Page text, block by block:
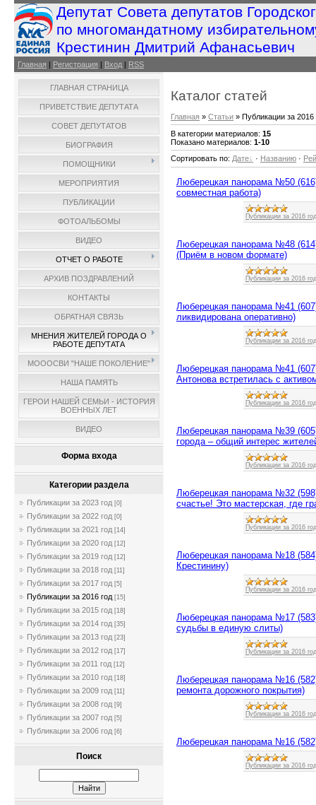
Депутат Совета депутатов
по многомандатному
Крестинин Дмитрий Афанасьевич
Главная | Регистрация | Вход | RSS
ГЛАВНАЯ СТРАНИЦА
ПРИВЕТСТВИЕ ДЕПУТАТА
СОВЕТ ДЕПУТАТОВ
БИОГРАФИЯ
ПОМОЩНИКИ
МЕРОПРИЯТИЯ
ПУБЛИКАЦИИ
ФОТОАЛЬБОМЫ
ВИДЕО
ОТЧЕТ О РАБОТЕ
АРХИВ ПОЗДРАВЛЕНИЙ
КОНТАКТЫ
ОБРАТНАЯ СВЯЗЬ
МНЕНИЯ ЖИТЕЛЕЙ ГОРОДА О
РАБОТЕ ДЕПУТАТА
МОООСВИ "НАШЕ ПОКОЛЕНИЕ"
НАША ПАМЯТЬ
ГЕРОИ НАШЕЙ СЕМЬИ - ИСТОРИЯ
ВОЕННЫХ ЛЕТ
ВИДЕО
Форма входа
Категории раздела
Публикации за 2023 год [0]
Публикации за 2022 год [0]
Публикации за 2021 год [14]
Публикации за 2020 год [12]
Публикации за 2019 год [12]
Публикации за 2018 год [11]
Публикации за 2017 год [5]
Публикации за 2016 год [15]
Публикации за 2015 год [18]
Публикации за 2014 год [35]
Публикации за 2013 год [23]
Публикации за 2012 год [17]
Публикации за 2011 год [12]
Публикации за 2010 год [18]
Публикации за 2009 год [11]
Публикации за 2008 год [9]
Публикации за 2007 год [5]
Публикации за 2006 год [6]
Поиск
Каталог статей
Главная » Статьи » Публикации за 2016
В категории материалов: 15
Показано материалов: 1-10
Сортировать по: Дате · Названию ·
Люберецкая панорама №50
совместная работа)
Публикации за 2016 год
Люберецкая панорама №48
(Приём в новом формате)
Публикации за 2016 год
Люберецкая панорама №41
ликвидирована оперативно)
Публикации за 2016 год
Люберецкая панорама №41
Антонова встретилась с
Публикации за 2016 год
Люберецкая панорама №39
города – общий интерес
Публикации за 2016 год
Люберецкая панорама №32
счастье! Это мастерская, где
Публикации за 2016 год
Люберецкая панорама №18
Крестинину)
Публикации за 2016 год
Люберецкая панорама №17
судьбы в единую слиты)
Публикации за 2016 год
Люберецкая панорама №16
ремонта дорожного покрытия)
Публикации за 2016 год
Люберецкая панорама №16
Публикации за 2016 год